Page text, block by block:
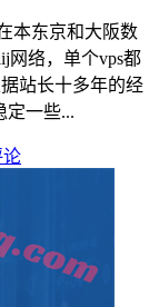
本东京和大阪数
网络，单个vps都
站长十多年的经
定一些...
论